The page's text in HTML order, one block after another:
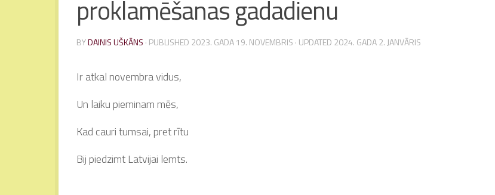
proklamēšanas gadadienu
BYDAINIS UŠKĀNS · PUBLISHED 2023. GADA 19. NOVEMBRIS · UPDATED 2024. GADA 2. JANVĀRIS
Ir atkal novembra vidus,
Un laiku pieminam mēs,
Kad cauri tumsai, pret rītu
Bij piedzimt Latvijai lemts.